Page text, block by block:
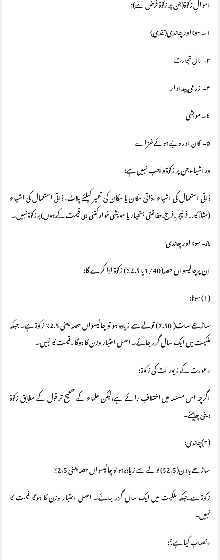
اموالِ زکوٰة(جن پر زکوٰة فرض ہے):
١۔ سونااور چاندی(نقدی)
٢۔ مالِ تجارت
٣۔ زرعی پیداوار
٤۔ مویشی
٥۔ کان اور دبے ہوئے خزانے
وہ اشیاء جن پر زکوٰة واجب نہیں ہے:
ذاتی استعمال کی اشیاء ،ذاتی مکان یا مکان کی تعمیر کیلئے پلاٹ، ذاتی استعمال کی اشیاء
(مثلاً کار، فرنیچر،فرج،حفاظتی ہتھیار یا مویشی خواہ کتنی ہی قیمت کے ہوں)پرزکوٰة نہیں۔
A۔سونا اور چاندی:
اِن پرچالیسواں حصہ(1/40 یا 2.5٪) زکوٰة ادا کرے گا:
(١) سونا:
ساڑھے سات( 7.50) تولے سے زیادہ ہو تو چالیسواں حصہ یعنی 2.5٪ زکوٰة ہے۔ جبکہ
ملکيت میں ایک سال گزر جائے۔ اصل اعتبار وزن کا ہوگا ،قیمت کا نہیں۔
٭عورت کے زیور ات کی زکوٰة :
اگرچہ اس مسئلہ میں اختلافِ رائے ہے،لیکن علماء کے صحیح تر قول کے مطابق زکوٰة
دینی چاہیئے۔
(٢)چاندی:
ساڑھے باون(52.5) تولے سے زیادہ ہو تو چالیسواں حصہ یعنی 2.5٪
زکوٰة ہے،جبکہ ملکیت میں ایک سال گزر جائے۔ اصل اعتبار وزن کا ہوگا قیمت کا
نہیں۔
٭نصاب کیا ہے؟: